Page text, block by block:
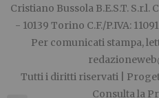
Cristiano Bussola B.E.S.T.
- 10139 Torino C.F./P.IVA:
Per comunicati stampa,
Tutti i diritti riservati |
Consulta la